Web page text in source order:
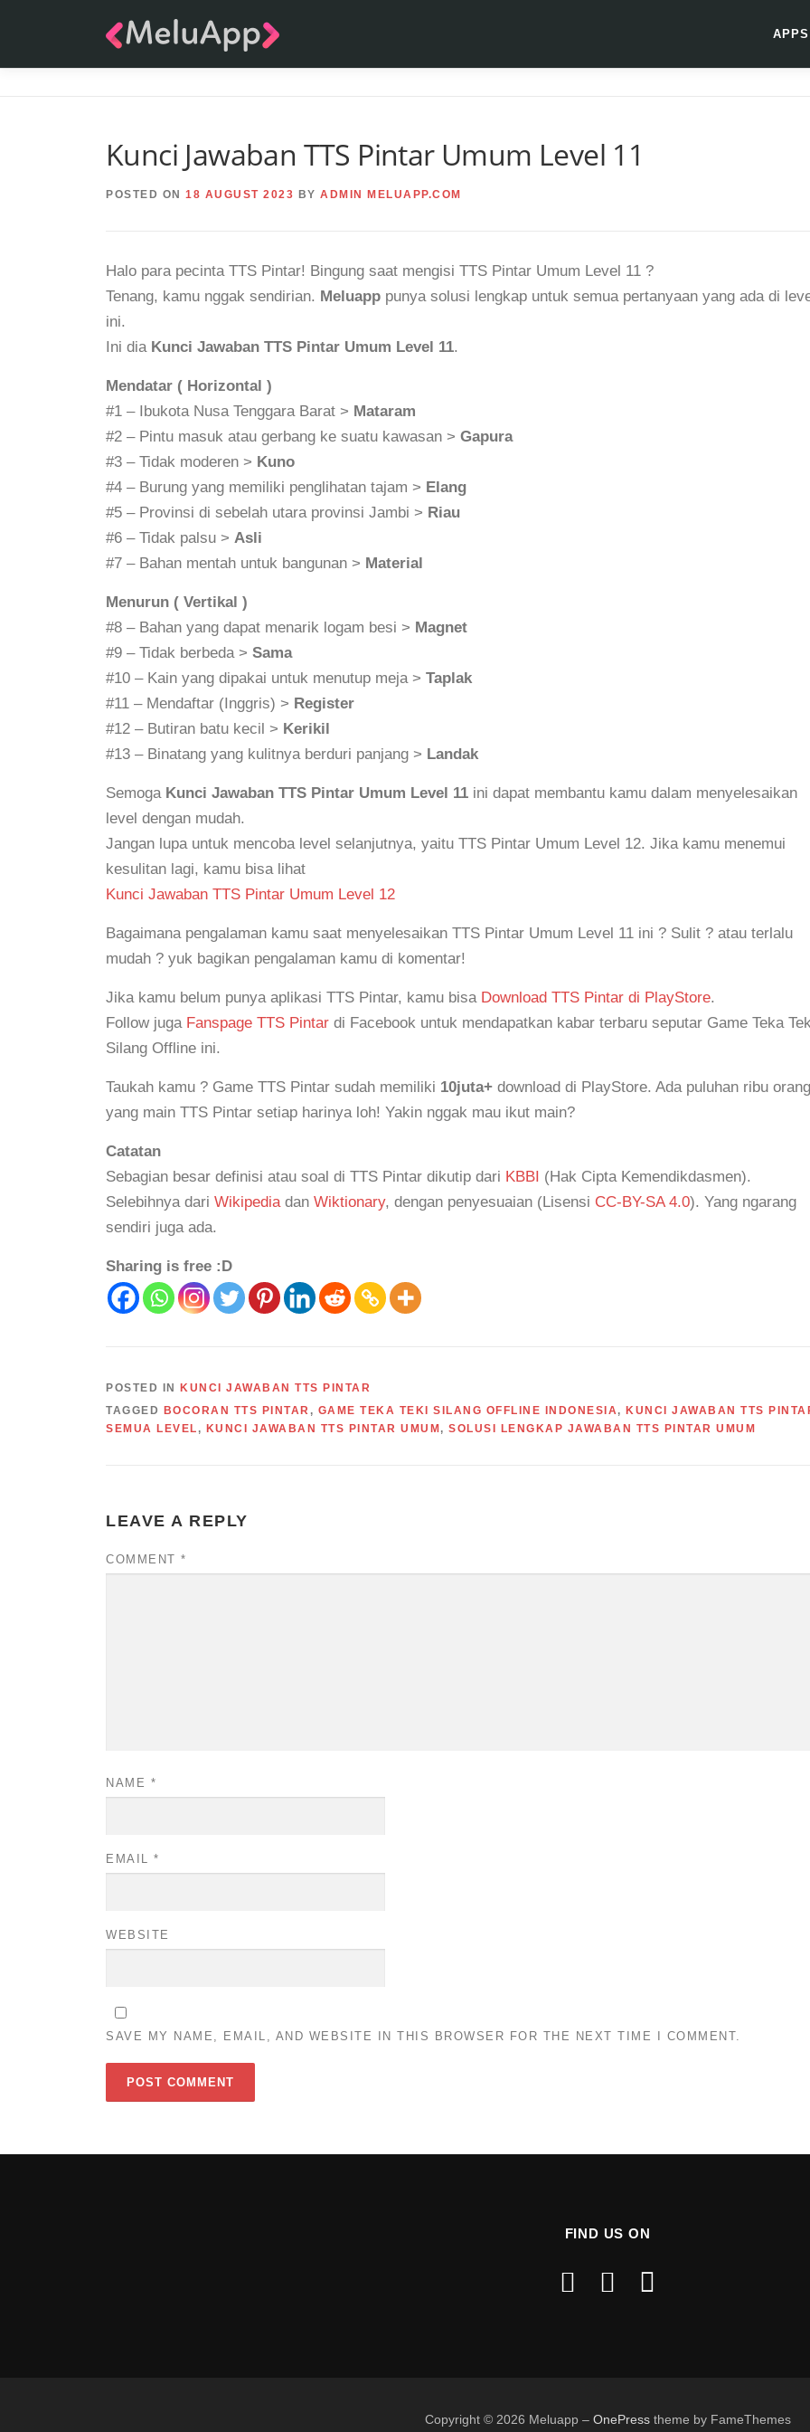
APPS
Kunci Jawaban TTS Pintar Umum Level 11
POSTED ON 18 AUGUST 2023 BY ADMIN MELUAPP.COM
Halo para pecinta TTS Pintar! Bingung saat mengisi TTS Pintar Umum Level 11 ?
Tenang, kamu nggak sendirian. Meluapp punya solusi lengkap untuk semua pertanyaan yang ada di
ini.
Ini dia Kunci Jawaban TTS Pintar Umum Level 11.
Mendatar ( Horizontal )
#1 – Ibukota Nusa Tenggara Barat > Mataram
#2 – Pintu masuk atau gerbang ke suatu kawasan > Gapura
#3 – Tidak moderen > Kuno
#4 – Burung yang memiliki penglihatan tajam > Elang
#5 – Provinsi di sebelah utara provinsi Jambi > Riau
#6 – Tidak palsu > Asli
#7 – Bahan mentah untuk bangunan > Material
Menurun ( Vertikal )
#8 – Bahan yang dapat menarik logam besi > Magnet
#9 – Tidak berbeda > Sama
#10 – Kain yang dipakai untuk menutup meja > Taplak
#11 – Mendaftar (Inggris) > Register
#12 – Butiran batu kecil > Kerikil
#13 – Binatang yang kulitnya berduri panjang > Landak
Semoga Kunci Jawaban TTS Pintar Umum Level 11 ini dapat membantu kamu dalam menyelesaikan
level dengan mudah.
Jangan lupa untuk mencoba level selanjutnya, yaitu TTS Pintar Umum Level 12. Jika kamu menemui
kesulitan lagi, kamu bisa lihat
Kunci Jawaban TTS Pintar Umum Level 12
Bagaimana pengalaman kamu saat menyelesaikan TTS Pintar Umum Level 11 ini ? Sulit ? atau terlalu
mudah ? yuk bagikan pengalaman kamu di komentar!
Jika kamu belum punya aplikasi TTS Pintar, kamu bisa Download TTS Pintar di PlayStore.
Follow juga Fanspage TTS Pintar di Facebook untuk mendapatkan kabar terbaru seputar Game Teka
Silang Offline ini.
Taukah kamu ? Game TTS Pintar sudah memiliki 10juta+ download di PlayStore. Ada puluhan ribu orang
yang main TTS Pintar setiap harinya loh! Yakin nggak mau ikut main?
Catatan
Sebagian besar definisi atau soal di TTS Pintar dikutip dari KBBI (Hak Cipta Kemendikdasmen).
Selebihnya dari Wikipediadan Wiktionary, dengan penyesuaian (Lisensi CC-BY-SA 4.0). Yang ngarang
sendiri juga ada.
Sharing is free :D
POSTED IN
KUNCI JAWABAN TTS PINTAR
TAGGED
BOCORAN TTS PINTAR , GAME TEKA TEKI SILANG OFFLINE INDONESIA, KUNCI JAWABAN TTS
SEMUA LEVEL , KUNCI JAWABAN TTS PINTAR UMUM , SOLUSI LENGKAP JAWABAN TTS PINTAR UMUM
LEAVE A REPLY
COMMENT *
NAME *
EMAIL *
WEBSITE
SAVE MY NAME, EMAIL, AND WEBSITE IN THIS BROWSER FOR THE NEXT TIME I COMMENT.
FIND US ON
Copyright © 2026 Meluapp – OnePresstheme by FameThemes